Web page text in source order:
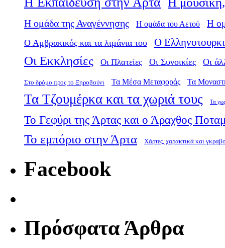
Η ομάδα της Αναγέννησης Η ομάδα του Αετού Η
Ο Αμβρακικός και τα λιμάνια του Ο
Οι Εκκλησίες Οι Πλατείες Οι Συνοικίες Οι
Στο δρόμο προς το Ξηροβούνι Τα Μέσα Μεταφοράς Τα
Τα Τζουμέρκα και τα χωριά τους Τα
Το Γεφύρι της Άρτας και ο Άραχθος
Το εμπόριο στην Άρτα Χάρτες, χαρακτικά και
Facebook
Πρόσφατα Άρθρα